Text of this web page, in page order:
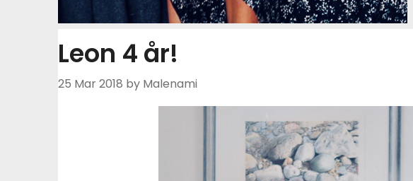
Leon 4 år!
25 Mar 2018 by Malenami